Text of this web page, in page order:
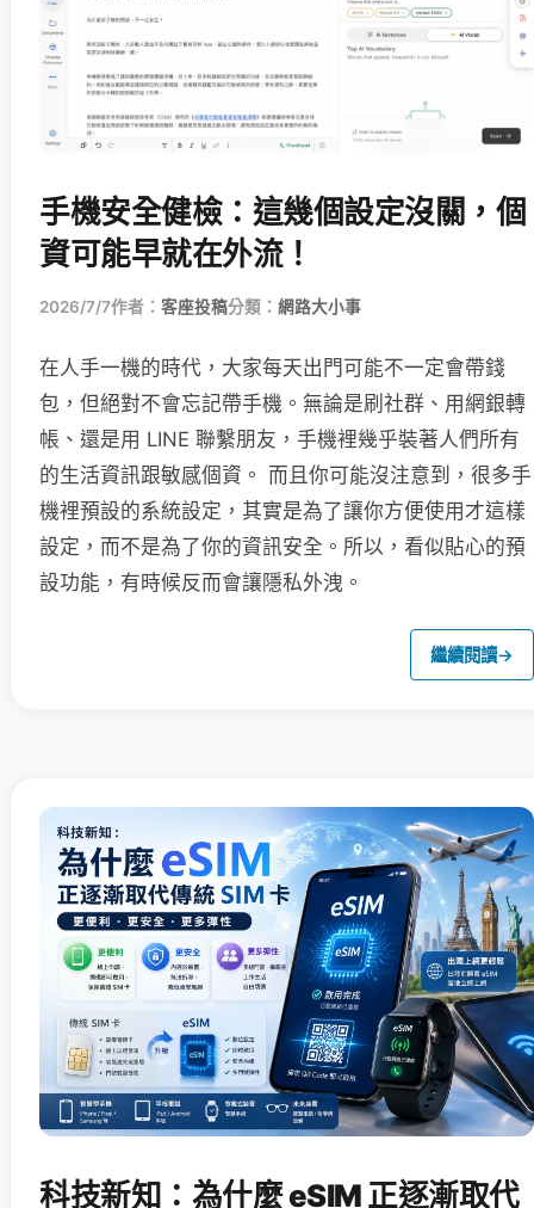
手機安全健檢：這幾個設定沒關，個
資可能早就在外流！
2026/7/7作者： 客座投稿分類： 網路大小事
在人手一機的時代，大家每天出門可能不一定會帶錢
包，但絕對不會忘記帶手機。無論是刷社群、用網銀轉
帳、還是用 LINE 聯繫朋友，手機裡幾乎裝著人們所有
的生活資訊跟敏感個資。 而且你可能沒注意到，很多手
機裡預設的系統設定，其實是為了讓你方便使用才這樣
設定，而不是為了你的資訊安全。所以，看似貼心的預
設功能，有時候反而會讓隱私外洩。
繼續閱讀→
科技新知：為什麼 eSIM 正逐漸取代